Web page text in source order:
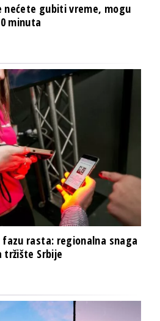
nećete gubiti vreme, mogu
minuta
fazu rasta: regionalna snaga
tržište Srbije